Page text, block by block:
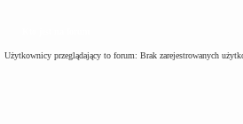
Użytkownicy przeglądający to forum: Brak zarejestrowanych